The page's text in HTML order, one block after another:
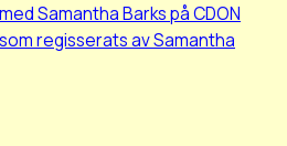
Samantha Barks på CDON
regisserats av Samantha